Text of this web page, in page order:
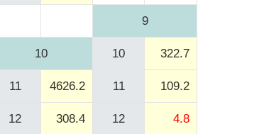
9
10 10 322.7
11 4626.2 11 109.2
12 308.4 12 4.8